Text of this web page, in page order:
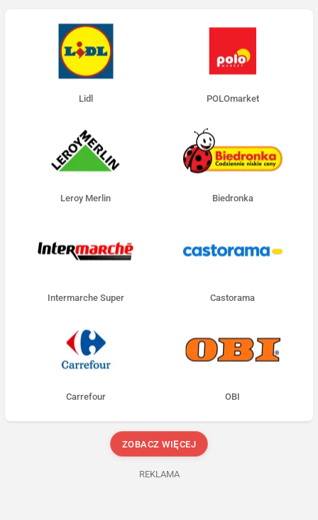
Lidl POLOmarket
Leroy Merlin Biedronka
Intermarche Super Castorama
Carrefour OBI
ZOBACZ WIĘCEJ
REKLAMA